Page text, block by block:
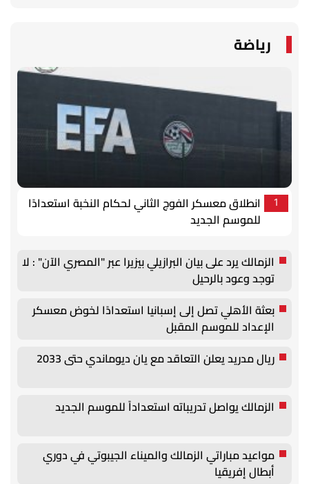
رياضة
1
انطلاق معسكر الفوج الثاني لحكام النخبة استعدادًا
للموسم الجديد
الزمالك يرد على بيان البرازيلي بيزيرا عبر "المصري الآن" : لا
توجد وعود بالرحيل
بعثة الأهلي تصل إلى إسبانيا استعدادًا لخوض معسكر
الإعداد للموسم المقبل
ريال مدريد يعلن التعاقد مع يان ديوماندي حتى 2033
الزمالك يواصل تدريباته استعداداً للموسم الجديد
مواعيد مباراتي الزمالك والميناء الجيبوتي في دوري
أبطال إفريقيا